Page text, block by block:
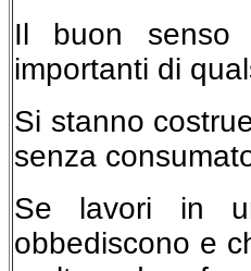
Il buon senso
importanti di
Si stanno
senza
Se lavori in
obbediscono e